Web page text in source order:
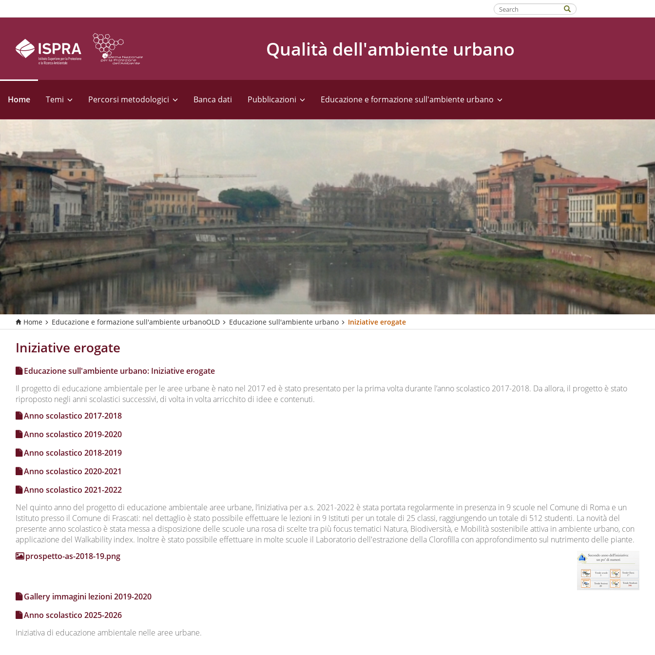
Qualità dell'ambiente urbano
i
Home Temi Percorsi metodologici Banca dati Pubblicazioni Educazione e formazione sull'ambiente urbano
T
s
e
i
q
u
i
:
Home Educazione e formazione sull'ambiente urbanoOLD Educazione sull'ambiente urbano Iniziative erogate
Iniziative erogate
Educazione sull'ambiente urbano: Iniziative erogate
Il progetto di educazione ambientale per le aree urbane è nato nel 2017 ed è stato presentato per la prima volta durante l’anno scolastico 2017-2018. Da allora, il progetto è stato
riproposto negli anni scolastici successivi, di volta in volta arricchito di idee e contenuti.
Anno scolastico 2017-2018
Anno scolastico 2019-2020
Anno scolastico 2018-2019
Anno scolastico 2020-2021
Anno scolastico 2021-2022
Nel quinto anno del progetto di educazione ambientale aree urbane, l’iniziativa per a.s. 2021-2022 è stata portata regolarmente in presenza in 9 scuole nel Comune di Roma e un
Istituto presso il Comune di Frascati: nel dettaglio è stato possibile effettuare le lezioni in 9 Istituti per un totale di 25 classi, raggiungendo un totale di 512 studenti. La novità del
presente anno scolastico è stata messa a disposizione delle scuole una rosa di scelte tra più focus tematici Natura, Biodiversità, e Mobilità sostenibile attiva in ambiente urbano, con
applicazione del Walkability index. Inoltre è stato possibile effettuare in molte scuole il Laboratorio dell'estrazione della Clorofilla con approfondimento sul nutrimento delle piante.
prospetto-as-2018-19.png
Gallery immagini lezioni 2019-2020
Anno scolastico 2025-2026
Iniziativa di educazione ambientale nelle aree urbane.